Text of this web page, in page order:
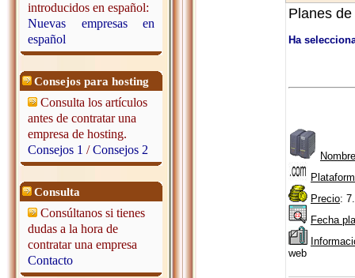
introducidos en español:
Nuevas empresas en
español
Consejos para hosting
Consulta los artículos
antes de contratar una
empresa de hosting.
Consejos 1 /Consejos 2
Consulta
Consúltanos si tienes
dudas a la hora de
contratar una empresa
Contacto
Planes
Ha
Precio:
Fecha
web